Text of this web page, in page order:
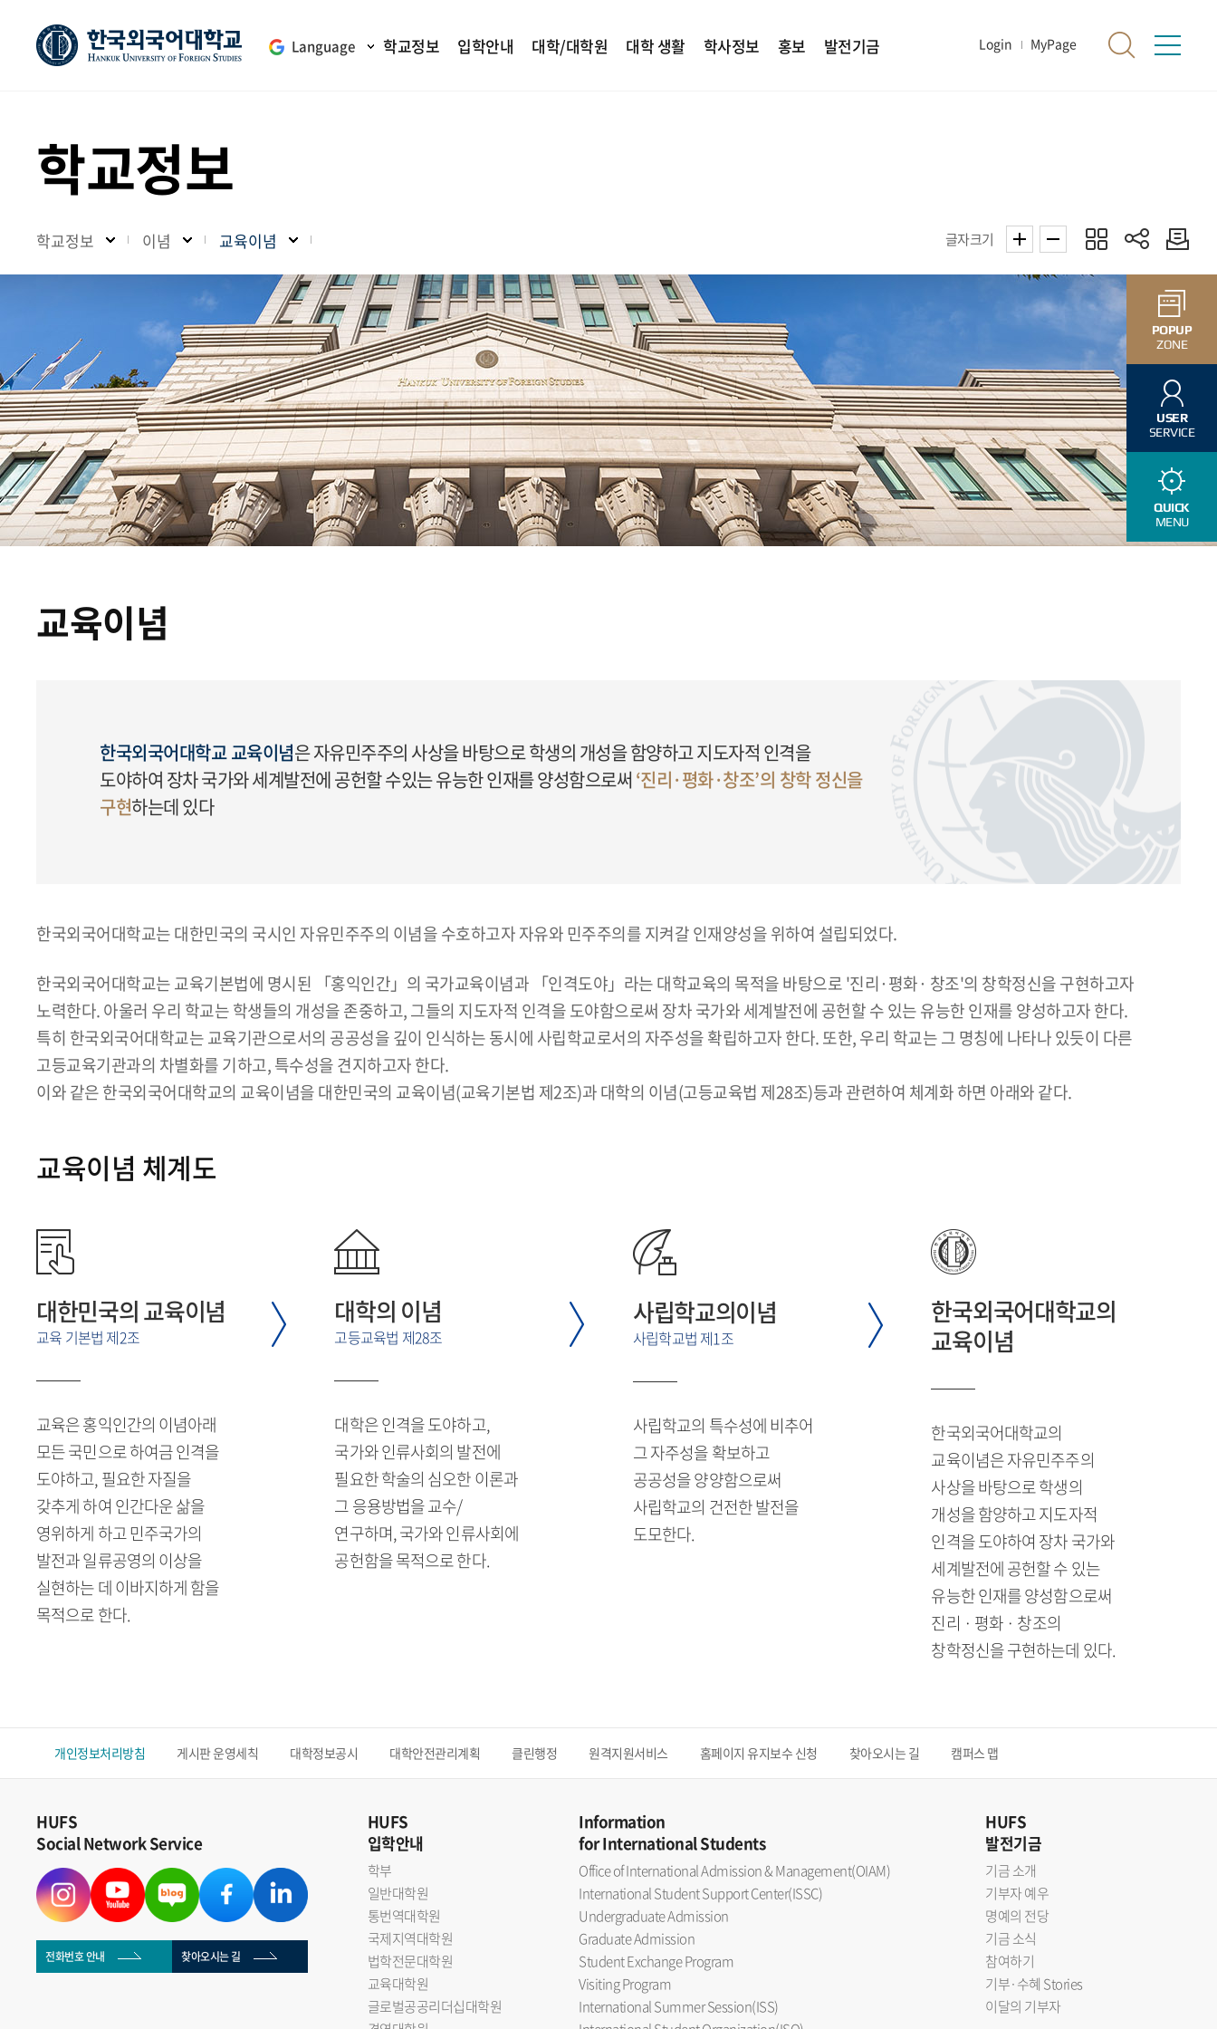
Language 학교정보 입학안내 대학/대학원 대학 생활 학사정보 홍보 발전기금 Login MyPage
POPUP
ZONE
USER
SERVICE
QUICK
MENU
학교정보
학교정보 이념 교육이념 글자크기
교육이념
한국외국어대학교 교육이념은 자유민주주의 사상을 바탕으로 학생의 개성을 함양하고 지도자적 인격을
도야하여 장차 국가와 세계발전에 공헌할 수있는 유능한 인재를 양성함으로써 ‘진리·평화·창조’의 창학 정신을
구현하는데 있다
한국외국어대학교는 대한민국의 국시인 자유민주주의 이념을 수호하고자 자유와 민주주의를 지켜갈 인재양성을 위하여 설립되었다.
한국외국어대학교는 교육기본법에 명시된 「홍익인간」의 국가교육이념과 「인격도야」라는 대학교육의 목적을 바탕으로 '진리·평화· 창조'의 창학정신을 구현하고자
노력한다. 아울러 우리 학교는 학생들의 개성을 존중하고, 그들의 지도자적 인격을 도야함으로써 장차 국가와 세계발전에 공헌할 수 있는 유능한 인재를 양성하고자 한다.
특히 한국외국어대학교는 교육기관으로서의 공공성을 깊이 인식하는 동시에 사립학교로서의 자주성을 확립하고자 한다. 또한, 우리 학교는 그 명칭에 나타나 있듯이 다른
고등교육기관과의 차별화를 기하고, 특수성을 견지하고자 한다.
이와 같은 한국외국어대학교의 교육이념을 대한민국의 교육이념(교육기본법 제2조)과 대학의 이념(고등교육법 제28조)등과 관련하여 체계화 하면 아래와 같다.
교육이념 체계도
대한민국의 교육이념
교육 기본법 제2조
교육은 홍익인간의 이념아래
모든 국민으로 하여금 인격을
도야하고, 필요한 자질을
갖추게 하여 인간다운 삶을
영위하게 하고 민주국가의
발전과 일류공영의 이상을
실현하는 데 이바지하게 함을
목적으로 한다.
대학의 이념
고등교육법 제28조
대학은 인격을 도야하고,
국가와 인류사회의 발전에
필요한 학술의 심오한 이론과
그 응용방법을 교수/
연구하며, 국가와 인류사회에
공헌함을 목적으로 한다.
사립학교의이념
사립학교법 제1조
사립학교의 특수성에 비추어
그 자주성을 확보하고
공공성을 양양함으로써
사립학교의 건전한 발전을
도모한다.
한국외국어대학교의
교육이념
한국외국어대학교의
교육이념은 자유민주주의
사상을 바탕으로 학생의
개성을 함양하고 지도자적
인격을 도야하여 장차 국가와
세계발전에 공헌할 수 있는
유능한 인재를 양성함으로써
진리 · 평화 · 창조의
창학정신을 구현하는데 있다.
개인정보처리방침 게시판 운영세칙 대학정보공시 대학안전관리계획 클린행정 원격지원서비스 홈페이지 유지보수 신청 찾아오시는 길 캠퍼스 맵
HUFS
Social Network Service
전화번호 안내 찾아오시는 길
HUFS
입학안내
학부
일반대학원
통번역대학원
국제지역대학원
법학전문대학원
교육대학원
글로벌공공리더십대학원
Information
for International Students
Office of International Admission & Management(OIAM)
International Student Support Center(ISSC)
Undergraduate Admission
Graduate Admission
Student Exchange Program
Visiting Program
International Summer Session(ISS)
HUFS
발전기금
기금 소개
기부자 예우
명예의 전당
기금 소식
참여하기
기부·수혜 Stories
이달의 기부자